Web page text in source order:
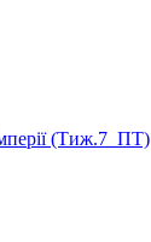
(Тиж.7_ПТ)